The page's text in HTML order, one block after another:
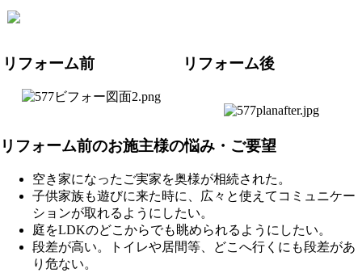
リフォーム前 リフォーム後
リフォーム前のお施主様の悩み・ご要望
空き家になったご実家を奥様が相続された。
子供家族も遊びに来た時に、広々と使えてコミュニケー
ションが取れるようにしたい。
庭をLDKのどこからでも眺められるようにしたい。
段差が高い。トイレや居間等、どこへ行くにも段差があ
り危ない。